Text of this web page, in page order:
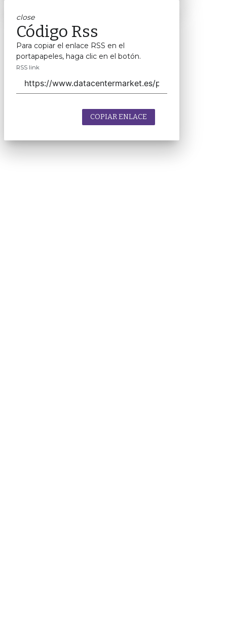
close
Código Rss
Para copiar el enlace RSS en el
portapapeles, haga clic en el botón.
RSS link
COPIAR ENLACE